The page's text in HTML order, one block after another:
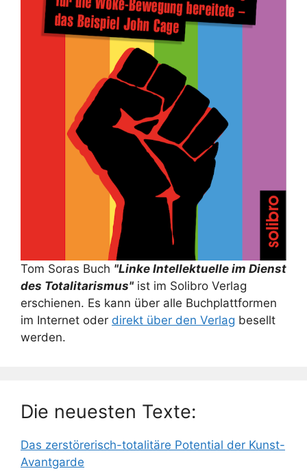
Tom Soras Buch "Linke Intellektuelle im Dienst
des Totalitarismus" ist im Solibro Verlag
erschienen. Es kann über alle Buchplattformen
im Internet oder direkt über den Verlag besellt
werden.
Die neuesten Texte:
Das zerstörerisch-totalitäre Potential der Kunst-
Avantgarde